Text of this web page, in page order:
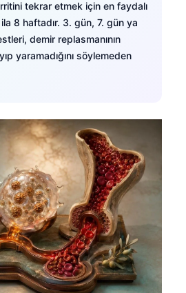
tekrar etmek için en faydalı
8 haftadır. 3. gün, 7. gün ya
demir replasmanının
yaramadığını söylemeden